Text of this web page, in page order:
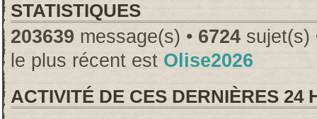
STATISTIQUES
203639 message(s) • 6724 sujet(s)
le plus récent est Olise2026
ACTIVITÉ DE CES DERNIÈRES 24